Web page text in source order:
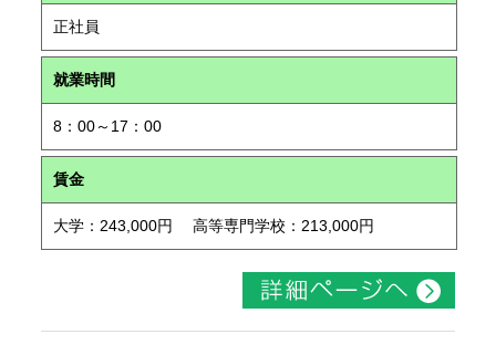
正社員
就業時間
8：00～17：00
賃金
大学：243,000円 高等専門学校：213,000円